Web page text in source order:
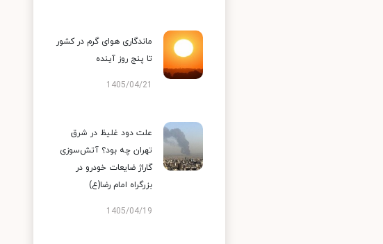
ماندگاری هوای گرم در کشور
تا پنج روز آینده
1405/04/21
علت دود غلیظ در شرق
تهران چه بود؟ آتش‌سوزی
گاراژ ضایعات خودرو در
بزرگراه امام رضا(ع)
1405/04/19